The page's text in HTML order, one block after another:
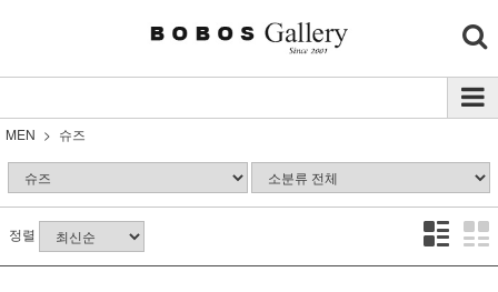
MEN 슈즈
정렬